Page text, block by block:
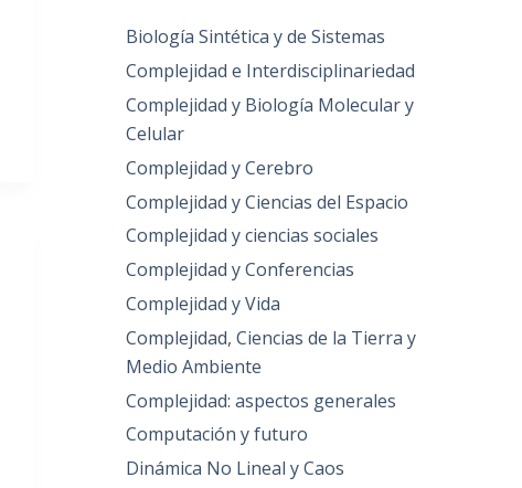
Biología Sintética y de Sistemas
Complejidad e Interdisciplinariedad
Complejidad y Biología Molecular y
Celular
Complejidad y Cerebro
Complejidad y Ciencias del Espacio
Complejidad y ciencias sociales
Complejidad y Conferencias
Complejidad y Vida
Complejidad, Ciencias de la Tierra y
Medio Ambiente
Complejidad: aspectos generales
Computación y futuro
Dinámica No Lineal y Caos